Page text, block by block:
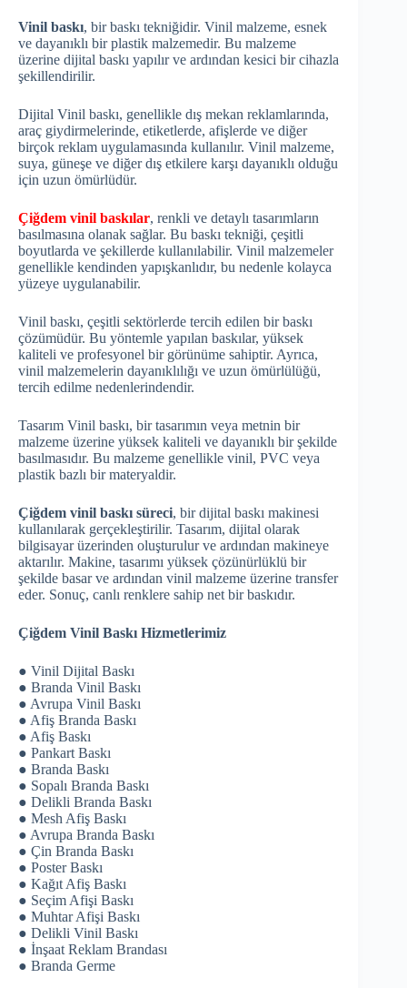
Vinil baskı, bir baskı tekniğidir. Vinil malzeme, esnek
ve dayanıklı bir plastik malzemedir. Bu malzeme
üzerine dijital baskı yapılır ve ardından kesici bir cihazla
şekillendirilir.
Dijital Vinil baskı, genellikle dış mekan reklamlarında,
araç giydirmelerinde, etiketlerde, afişlerde ve diğer
birçok reklam uygulamasında kullanılır. Vinil malzeme,
suya, güneşe ve diğer dış etkilere karşı dayanıklı olduğu
için uzun ömürlüdür.
Çiğdem vinil baskılar, renkli ve detaylı tasarımların
basılmasına olanak sağlar. Bu baskı tekniği, çeşitli
boyutlarda ve şekillerde kullanılabilir. Vinil malzemeler
genellikle kendinden yapışkanlıdır, bu nedenle kolayca
yüzeye uygulanabilir.
Vinil baskı, çeşitli sektörlerde tercih edilen bir baskı
çözümüdür. Bu yöntemle yapılan baskılar, yüksek
kaliteli ve profesyonel bir görünüme sahiptir. Ayrıca,
vinil malzemelerin dayanıklılığı ve uzun ömürlülüğü,
tercih edilme nedenlerindendir.
Tasarım Vinil baskı, bir tasarımın veya metnin bir
malzeme üzerine yüksek kaliteli ve dayanıklı bir şekilde
basılmasıdır. Bu malzeme genellikle vinil, PVC veya
plastik bazlı bir materyaldir.
Çiğdem vinil baskı süreci, bir dijital baskı makinesi
kullanılarak gerçekleştirilir. Tasarım, dijital olarak
bilgisayar üzerinden oluşturulur ve ardından makineye
aktarılır. Makine, tasarımı yüksek çözünürlüklü bir
şekilde basar ve ardından vinil malzeme üzerine transfer
eder. Sonuç, canlı renklere sahip net bir baskıdır.
Çiğdem Vinil Baskı Hizmetlerimiz
● Vinil Dijital Baskı
● Branda Vinil Baskı
● Avrupa Vinil Baskı
● Afiş Branda Baskı
● Afiş Baskı
● Pankart Baskı
● Branda Baskı
● Sopalı Branda Baskı
● Delikli Branda Baskı
● Mesh Afiş Baskı
● Avrupa Branda Baskı
● Çin Branda Baskı
● Poster Baskı
● Kağıt Afiş Baskı
● Seçim Afişi Baskı
● Muhtar Afişi Baskı
● Delikli Vinil Baskı
● İnşaat Reklam Brandası
● Branda Germe